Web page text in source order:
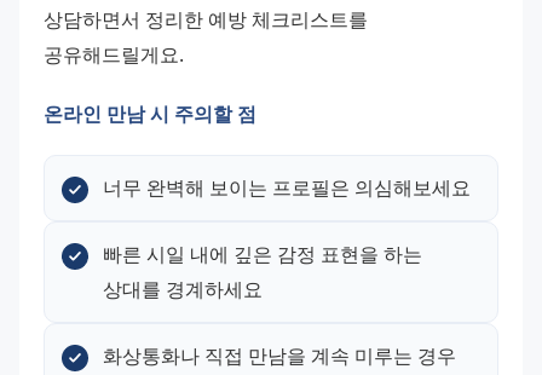
상담하면서 정리한 예방 체크리스트를
공유해드릴게요.
온라인 만남 시 주의할 점
너무 완벽해 보이는 프로필은 의심해보세요
빠른 시일 내에 깊은 감정 표현을 하는
상대를 경계하세요
화상통화나 직접 만남을 계속 미루는 경우